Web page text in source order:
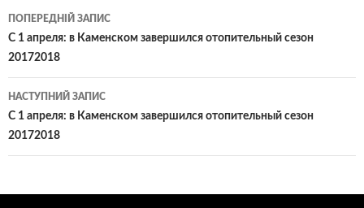
Навігація
по
ПОПЕРЕДНІЙ ЗАПИС
С 1 апреля: в Каменском завершился отопительный сезон
20172018
НАСТУПНИЙ ЗАПИС
С 1 апреля: в Каменском завершился отопительный сезон
20172018